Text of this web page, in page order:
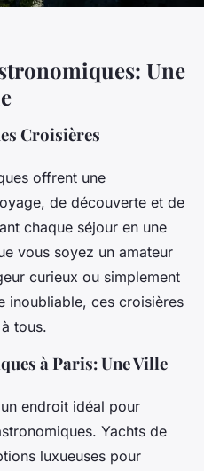
Une
Croisières
offrent une
de découverte et de
chaque séjour en une
vous soyez un amateur
curieux ou simplement
inoubliable, ces croisières
tous.
à Paris: Une Ville
endroit idéal pour
Yachts de
luxueuses pour